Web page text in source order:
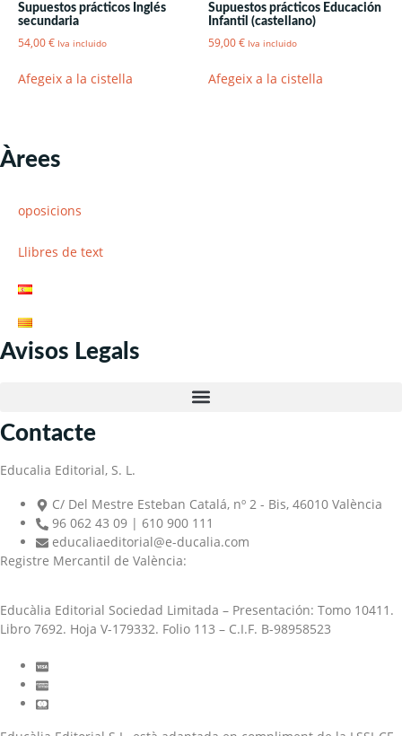
Supuestos prácticos Inglés
secundaria
54,00€ Iva incluido
Afegeix a la cistella
Supuestos prácticos Educación
Infantil (castellano)
59,00€ Iva incluido
Afegeix a la cistella
Àrees
oposicions
Llibres de text
Avisos Legals
Contacte
Educalia Editorial, S. L.
C/ Del Mestre Esteban Catalá, nº 2 - Bis, 46010 València
96 062 43 09 | 610 900 111
educaliaeditorial@e-ducalia.com
Registre Mercantil de València:
Educàlia Editorial Sociedad Limitada – Presentación: Tomo 10411.
Libro 7692. Hoja V-179332. Folio 113 – C.I.F. B-98958523